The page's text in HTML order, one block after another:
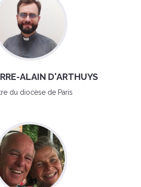
ALAIN D'ARTHUYS
du diocèse de Paris